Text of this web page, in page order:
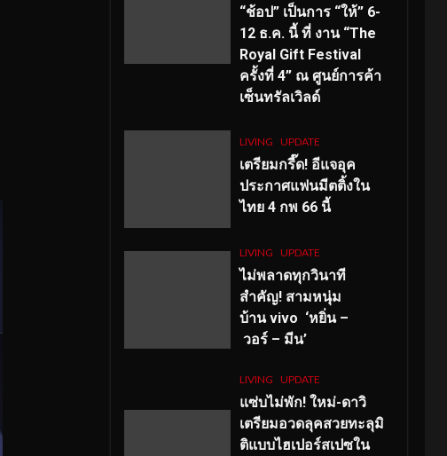
“ช้อป” เป็นการ “ให้” 6-
12 ธ.ค. นี้ ที่ งาน “The
Royal Gift Festival
ครั้งที่ 4” ณ ศูนย์การค้า
เซ็นทรัลเวิลด์
LIVING UPDATE
เตรียมกรี๊ด! อีแจอุค
ประกาศแฟนมีตติ้งใน
ไทย 4 กพ 66 นี้
LIVING UPDATE
ไม่พลาดทุกวินาที
สำคัญ! สามหนุ่ม
บ้าน vivo ‘หยิ่น –
วอร์ – มีน’
LIVING UPDATE
แซ่บไม่พัก! ใหม่-ดาวิ
เตรียมอวดลุคสวยทะลุมิ
ติแบบไฮเปอร์สเปซใน